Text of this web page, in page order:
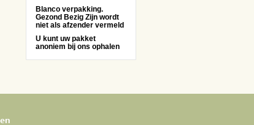
Blanco verpakking.
Gezond Bezig Zijn wordt
niet als afzender vermeld
U kunt uw pakket
anoniem bij ons ophalen